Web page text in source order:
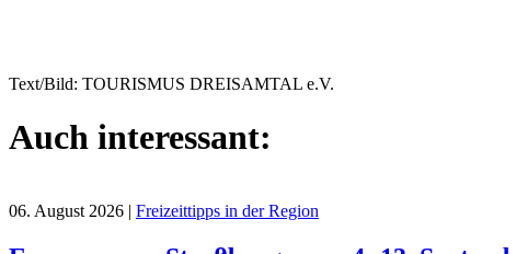
Text/Bild: TOURISMUS DREISAMTAL e.V.
Auch interessant:
06. August 2026 | Freizeittipps in der Region